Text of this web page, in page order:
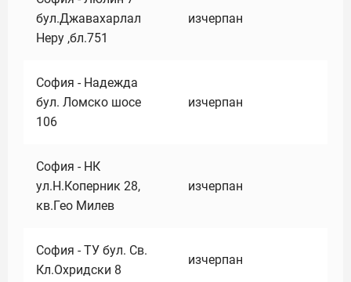
бул.Джавахарлал
Неру ,бл.751
изчерпан
София - Надежда
бул. Ломско шосе
106
изчерпан
София - НК
ул.Н.Коперник 28,
кв.Гео Милев
изчерпан
София - ТУ бул. Св.
Кл.Охридски 8
изчерпан